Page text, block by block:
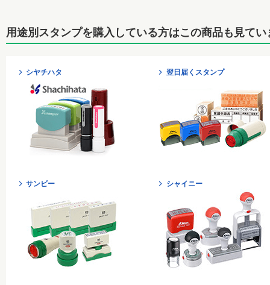
用途別スタンプを購入している方はこの商品も見てい
シヤチハタ 翌日届くスタンプ
サンビー シャイニー